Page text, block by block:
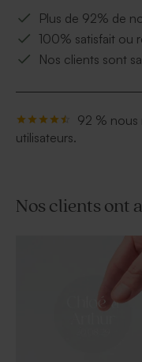
Plus de 92% de
100% satisfait ou
Nos clients sont
92 % nous
utilisateurs.
Nos clients ont